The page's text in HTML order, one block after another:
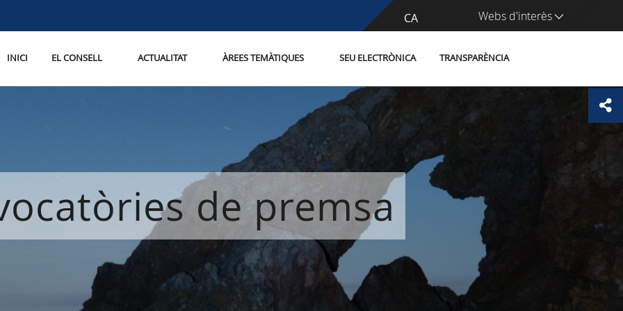
CA
ES Webs d'interès
INICI EL CONSELL ACTUALITAT ÀREES TEMÀTIQUES SEU ELECTRÒNICA TRANSPARÈNCIA
de premsa